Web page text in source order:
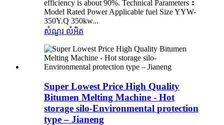
efficiency is about 90%. Technical Parameters：
Model Rated Power Applicable fuel Size YYW-
350Y.Q 350kw...
សំណួរ លំអិត
Super Lowest Price High Quality
Bitumen Melting Machine - Hot
storage silo-Environmental protection
type – Jianeng